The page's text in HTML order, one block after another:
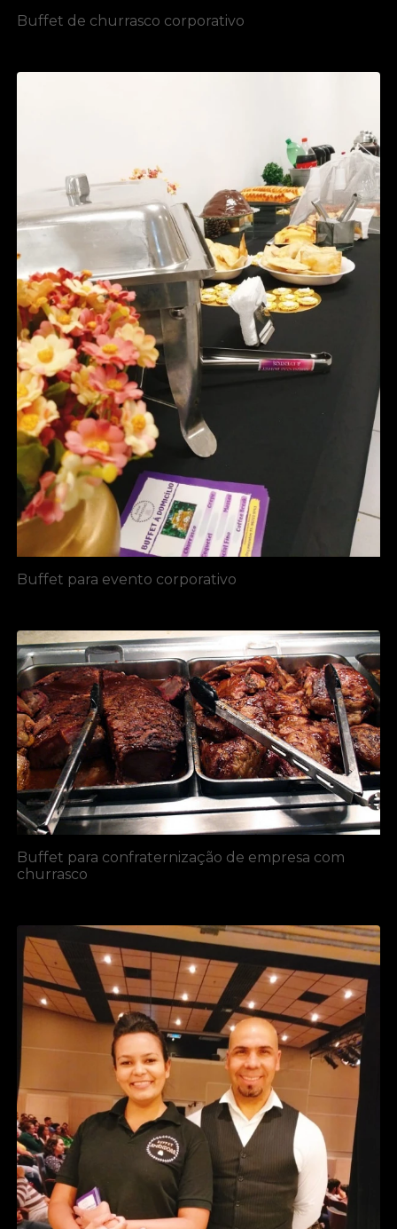
Buffet de churrasco corporativo
Buffet para evento corporativo
Buffet para confraternização de empresa com
churrasco